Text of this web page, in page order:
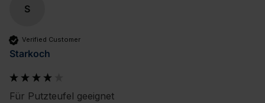
S
Verified Customer
Starkoch
Für Putzteufel geeignet